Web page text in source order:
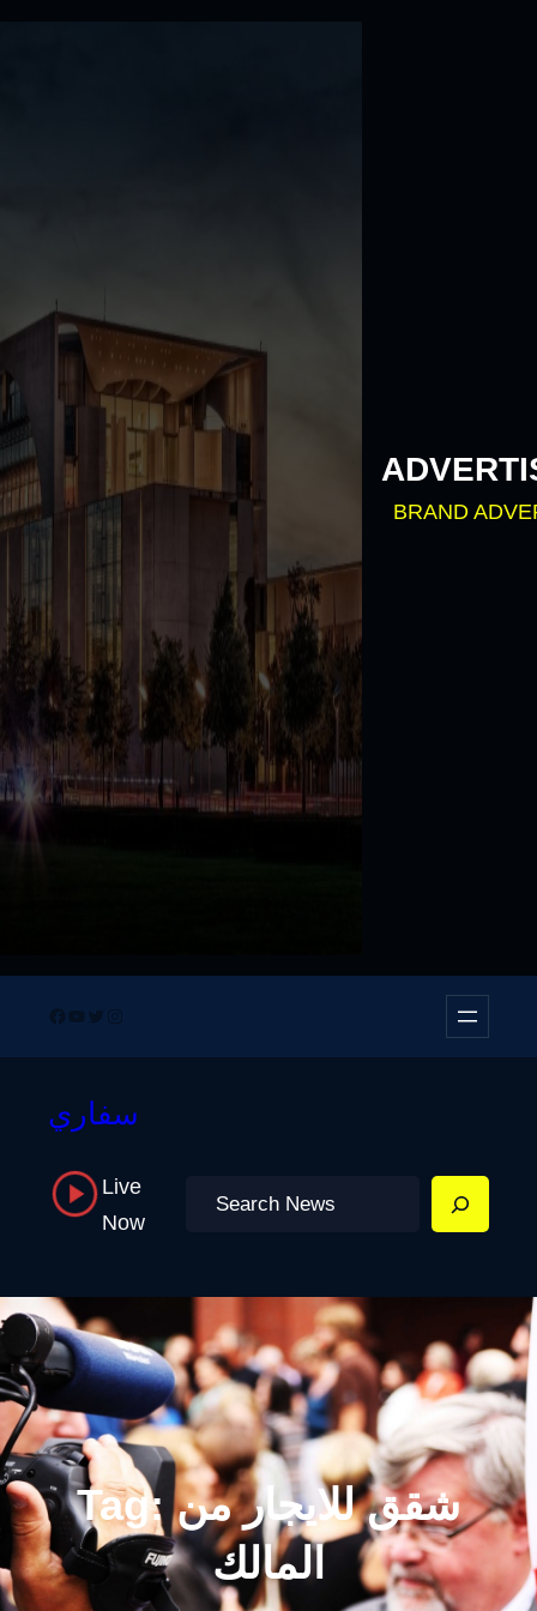
BRAND
Facebook
YouTube
TwitterInstagram
سفاري
Live
Now
Search
Tag:شقق للايجار من
المالك